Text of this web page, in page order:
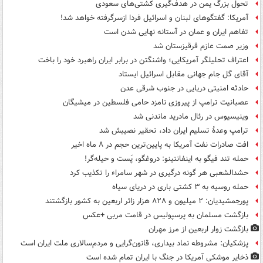
تحول بزرگ یمن در هدف‌گیری کشتی‌های سعودی
آمریکا: گفتگوهای لبنان و اسرائیل فردا ازسرگرفته خواهد شد!
تفاهم ایران و عمان در آستانه نهایی شدن است
وزیر صمت عازم قرقیزستان شد
اعتراف تحلیلگر آمریکایی؛ واشنگتن در برابر ایران راهبرد خود را باخت
آقای گل جام جهانی مقابل اسرائیل ایستاد
حادثه امنیتی دریایی در جنوب شرقی عدن
عصبانیت ترامپ از پیروزی نامزد حامی فلسطین در میشیگان
وینیسیوس در رئال مادرید ماندنی شد
ترامپ وعدۀ تسلیم ایران داد، تحقیر نصیبش شد
افت صادرات نفت آمریکا به پایین‌ترین حجم در ۸ ماه اخیر
حمله تند فیگو به اینفانتینو: دروغگو، پَست‌ و حیله‌گر!
حشدالشعبی هر گونه درگیری در شهر سامراء را تکذیب کرد
حمله روسیه به ۳ کشتی باری در دریای سیاه
پورجمشیدیان: ۲ میلیون و ۸۲۸ هزار زائر اربعین به کشور بازگشتند
بازگشت مسلمان به پرسپولیس در قامت مربی +عکس
بازگشت زوار اربعین از مرز مهران
پزشکیان: مشروطه نماد بیداری، قانون‌گرایی و مردم‌سالاری ملت ایران است
ذخایر موشکی آمریکا در جنگ با ایران تمام شده است